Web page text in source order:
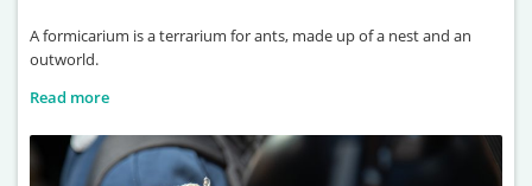
A formicarium is a terrarium for ants, made up of a nest and an
outworld.
Read more